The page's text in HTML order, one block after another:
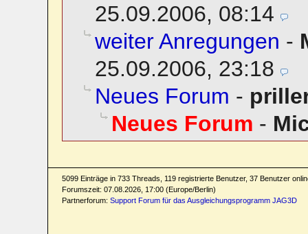
25.09.2006, 08:14
weiter Anregungen -
25.09.2006, 23:18
Neues Forum -
Neues Forum -
5099 Einträge in 733 Threads, 119 registrierte Benutzer, 37 Benutzer
Forumszeit: 07.08.2026, 17:00 (Europe/Berlin)
Partnerforum: Support Forum für das Ausgleichungsprogramm JAG3D